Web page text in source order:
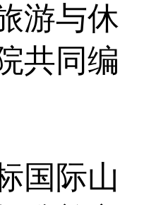
游与休
共同编
国际山